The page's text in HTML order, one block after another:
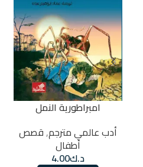
امبراطورية النمل
أدب عالمي مترجم,قصص
أطفال
د.ك4.00